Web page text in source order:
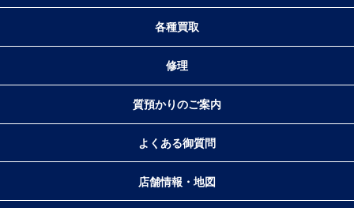
各種買取
修理
質預かりのご案内
よくある御質問
店舗情報・地図